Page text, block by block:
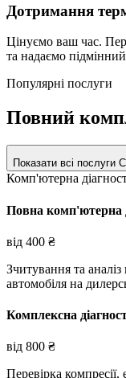
Дотримання
Цінуємо ваш час.
та надаємо
Популярні послуги
Повний
Показати всі послуги
Комп'ютерна
Повна комп'ютерна
від 400 ₴
Зчитування та
автомобіля на
Комплексна
від 800 ₴
Перевірка компресії,